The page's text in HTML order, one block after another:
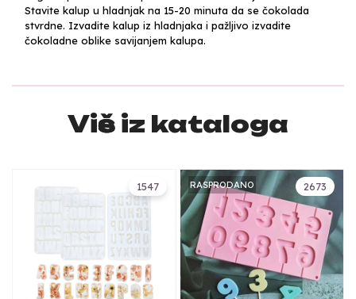
Stavite kalup u hladnjak na 15-20 minuta da se čokolada
stvrdne. Izvadite kalup iz hladnjaka i pažljivo izvadite
čokoladne oblike savijanjem kalupa.
Više iz kataloga
1547 2673
RASPRODANO